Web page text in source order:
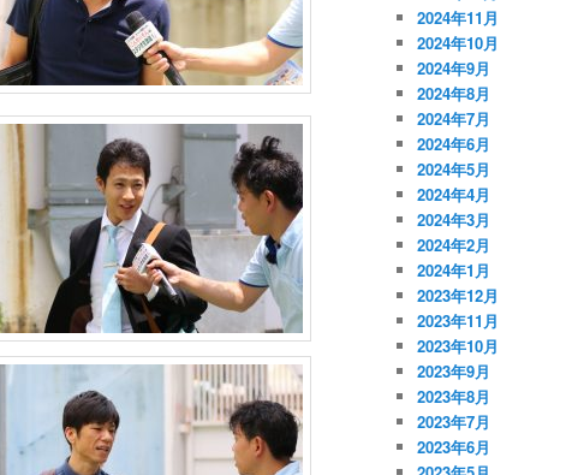
2024年11月
2024年10月
2024年9月
2024年8月
2024年7月
2024年6月
2024年5月
2024年4月
2024年3月
2024年2月
2024年1月
2023年12月
2023年11月
2023年10月
2023年9月
2023年8月
2023年7月
2023年6月